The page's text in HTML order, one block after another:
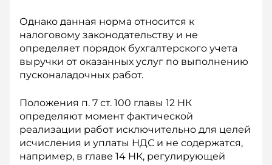
Однако данная норма относится к
налоговому законодательству и не
определяет порядок бухгалтерского учета
выручки от оказанных услуг по выполнению
пусконаладочных работ.
Положения п. 7 ст. 100 главы 12 НК
определяют момент фактической
реализации работ исключительно для целей
исчисления и уплаты НДС и не содержатся,
например, в главе 14 НК, регулирующей